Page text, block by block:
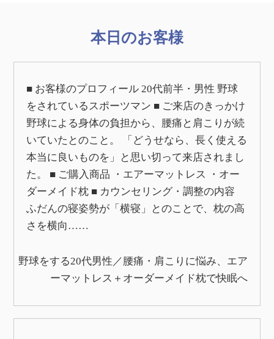
本日のお客様
■ お客様のプロフィール 20代前半・男性 野球
をされているスポーツマン ■ ご来店のきっかけ
野球による身体の負担から、腰痛と肩こりが続
いていたとのこと。 「どうせなら、長く使える
本当に良いものを」と思い切って来店されまし
た。 ■ ご購入商品 ・エアーマットレス ・オー
ダーメイド枕 ■ カウンセリング・調整の内容
ふだんの寝姿勢が「横寝」とのことで、枕の高
さを横向……
野球をする20代男性／腰痛・肩こりに悩み、エア
ーマットレス＋オーダーメイド枕で快眠へ